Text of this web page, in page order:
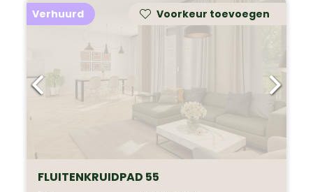
Voorkeur toevoegen
Verhuurd
FLUITENKRUIDPAD 55